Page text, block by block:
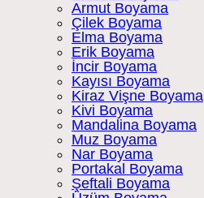
Armut Boyama
Çilek Boyama
Elma Boyama
Erik Boyama
İncir Boyama
Kayısı Boyama
Kiraz Vişne Boyama
Kivi Boyama
Mandalina Boyama
Muz Boyama
Nar Boyama
Portakal Boyama
Şeftali Boyama